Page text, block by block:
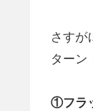
さすが
ターン
①フラ